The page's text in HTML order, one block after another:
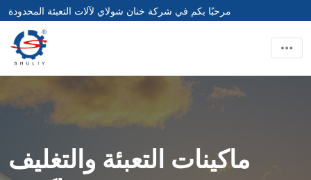
مرحبًا بكم في شركة خنان شولاي لآلات التعبئة المحدودة
ماكينات التعبئة والتغليف